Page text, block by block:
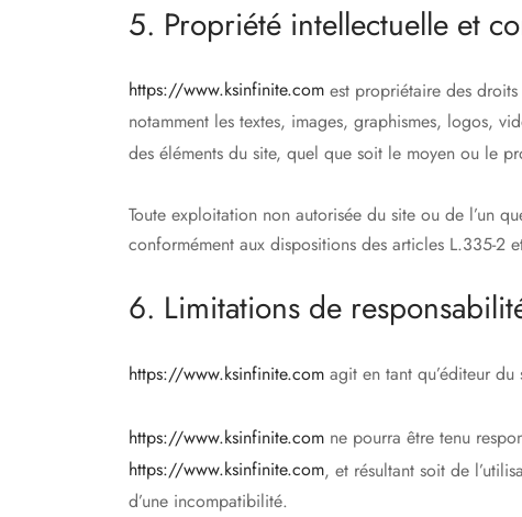
5. Propriété intellectuelle et
https://www.ksinfinite.com est propriétaire des
notamment les textes, images, graphismes, logos,
des éléments du site, quel que soit le moyen ou le
Toute exploitation non autorisée du site ou de l’un
conformément aux dispositions des articles L.335-2
6. Limitations de
https://www.ksinfinite.com agit en tant qu’éditeur du
https://www.ksinfinite.com ne pourra être tenu
https://www.ksinfinite.com, et résultant soit de
d’une incompatibilité.